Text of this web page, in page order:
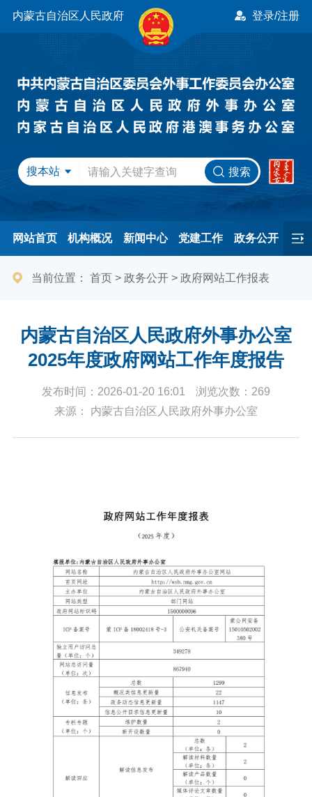
内蒙古自治区人民政府 登录/注册
搜本站 搜索
网站首页 机构概况 新闻中心 党建工作 政务公开
办事服务 民间友好 港澳事务 互动交流 专题专栏
当前位置： 首页> 政务公开> 政府网站工作报表
内蒙古自治区人民政府外事办公室
2025年度政府网站工作年度报告
发布时间：2026-01-20 16:01
浏览次数：269
来源： 内蒙古自治区人民政府外事办公室